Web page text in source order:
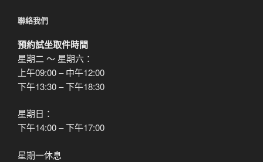
聯絡我們
預約試坐取件時間
星期二 ～ 星期六：
上午09:00 – 中午12:00
下午13:30 – 下午18:30
星期日：
下午14:00 – 下午17:00
星期一休息